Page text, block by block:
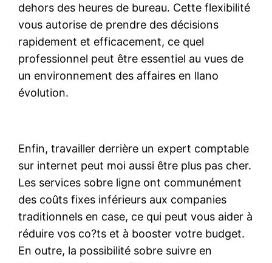
dehors des heures de bureau. Cette flexibilité
vous autorise de prendre des décisions
rapidement et efficacement, ce quel
professionnel peut être essentiel au vues de
un environnement des affaires en llano
évolution.
Enfin, travailler derrière un expert comptable
sur internet peut moi aussi être plus pas cher.
Les services sobre ligne ont communément
des coûts fixes inférieurs aux companies
traditionnels en case, ce qui peut vous aider à
réduire vos co?ts et à booster votre budget.
En outre, la possibilité sobre suivre en